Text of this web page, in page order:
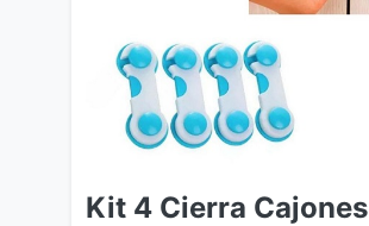
Kit 4 Cierra Cajones